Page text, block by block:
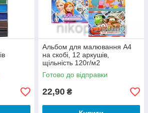
Альбом для малювання А4
на скобі, 12 аркушів,
щільність 120г/м2
Готово до відправки
22,90 ₴